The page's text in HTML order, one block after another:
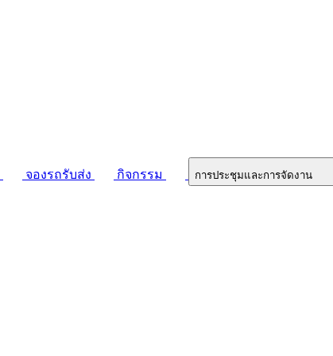
จองรถรับส่ง กิจกรรม การประชุมและการจัดงาน